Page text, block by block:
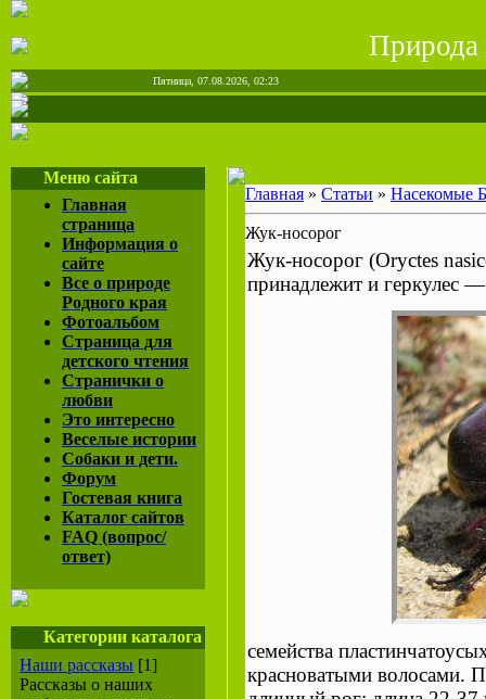
Природа
Пятница, 07.08.2026, 02:23
Меню сайта
Главная
страница
Информация о
сайте
Все о природе
Родного края
Фотоальбом
Страница для
детского чтения
Странички о
любви
Это интересно
Веселые истории
Собаки и дети.
Форум
Гостевая книга
Каталог сайтов
FAQ (вопрос/
ответ)
Категории каталога
Наши рассказы [1]
Рассказы о наших
Главная » Статьи » Насекомые
Жук-носорог
Жук-носорог (Oryctes
принадлежит и геркулес
семейства
красноватыми волосами.